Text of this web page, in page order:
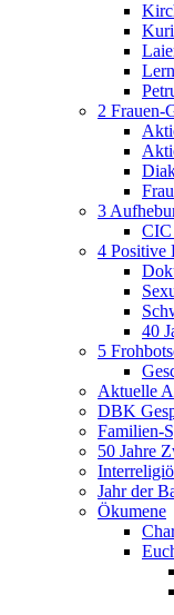
2 Frauen-
3
CIC
4 Positive
40
5
Aktuelle
DBK
Familien-
50 Jahre
Jahr der
Ökumene